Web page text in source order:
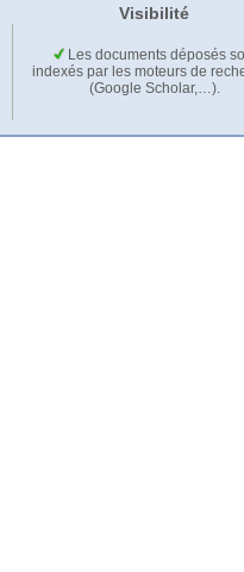
Visibilité
Les documents déposés
indexés par les moteurs de
(Google Scholar,…).